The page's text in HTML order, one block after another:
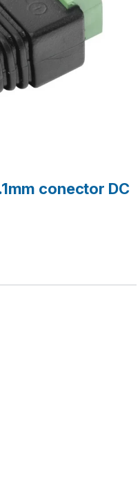
conector DC
macho cantidad